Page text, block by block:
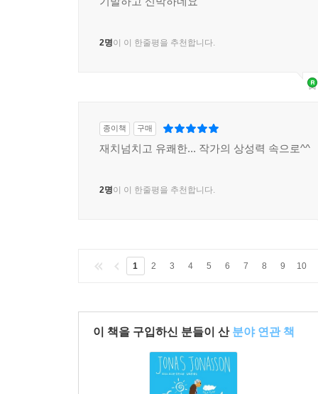
2명이 이 한줄평을 추천합니다.
종이책 구매
재치넘치고 유쾌한... 작가의 상성력 속으로^^
2명이 이 한줄평을 추천합니다.
1 2 3 4 5 6 7 8 9 10
이 책을 구입하신 분들이 산 분야 연관 책